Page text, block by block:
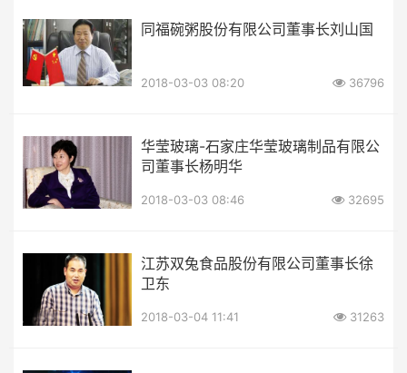
同福碗粥股份有限公司董事长刘山国
2018-03-03 08:20 36796
华莹玻璃-石家庄华莹玻璃制品有限公
司董事长杨明华
2018-03-03 08:46 32695
江苏双兔食品股份有限公司董事长徐
卫东
2018-03-04 11:41 31263